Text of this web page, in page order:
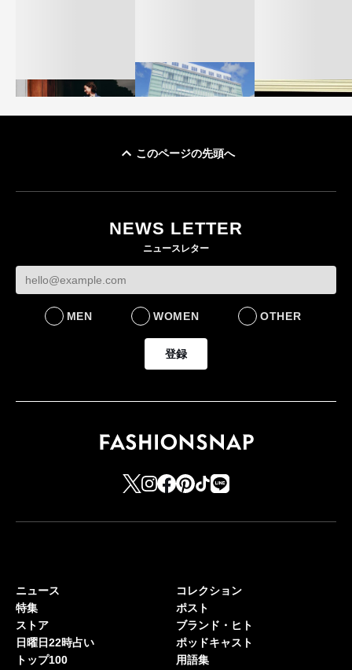
ケットなど7型を発売
FASHION
FASHION
BUSINESS
このページの先頭へ
NEWS LETTER
ニュースレター
MEN WOMEN OTHER
登録
ニュース
特集
ストア
日曜日22時占い
トップ100
コレクション
ポスト
ブランド・ヒト
ポッドキャスト
用語集